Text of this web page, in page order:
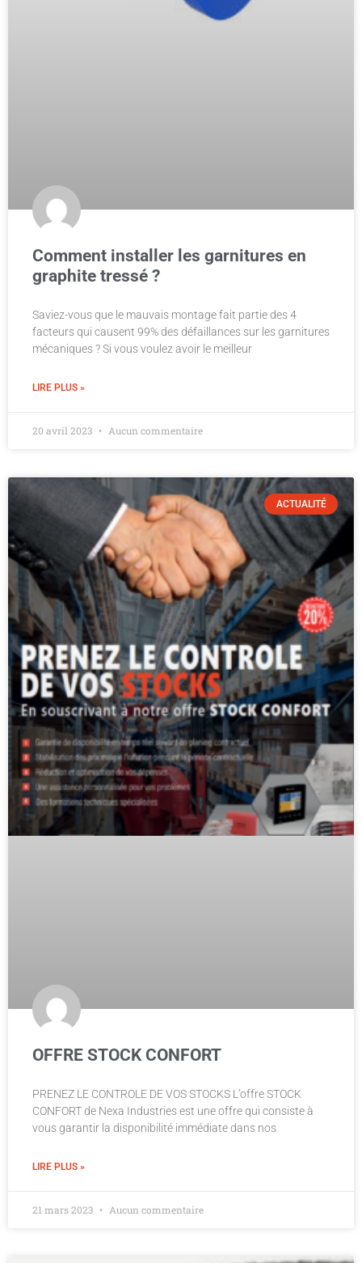
Comment installer les garnitures en
graphite tressé ?
Saviez-vous que le mauvais montage fait partie des 4
facteurs qui causent 99% des défaillances sur les garnitures
mécaniques ? Si vous voulez avoir le meilleur
LIRE PLUS »
20 avril 2023 Aucun commentaire
ACTUALITÉ
OFFRE STOCK CONFORT
PRENEZ LE CONTROLE DE VOS STOCKS L’offre STOCK
CONFORT de Nexa Industries est une offre qui consiste à
vous garantir la disponibilité immédiate dans nos
LIRE PLUS »
21 mars 2023 Aucun commentaire